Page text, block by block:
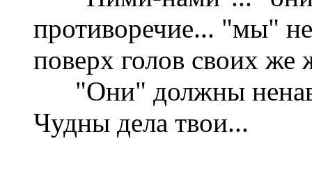
противоречие... "мы"
поверх голов своих же
"Они" должны
Чудны дела твои...